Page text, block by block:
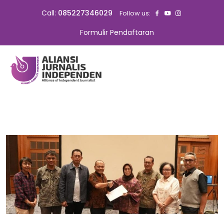
Call: 085227346029 Follow us:
Formulir Pendaftaran